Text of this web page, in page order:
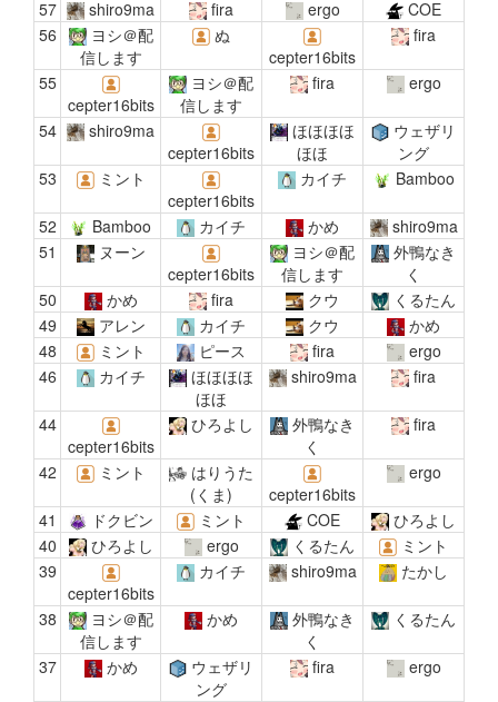
57 shiro9ma fira ergo
COE
56
ヨシ＠配
信します
ぬ
cepter16bits
fira
55
cepter16bits
ヨシ＠配
信します
fira ergo
54
shiro9ma
cepter16bits
ほほほほ
ほほ
ウェザリ
ング
53
ミント
cepter16bits
カイチ Bamboo
52 Bamboo カイチ かめ
shiro9ma
51
ヌーン
cepter16bits
ヨシ＠配
信します
外鴨なき
く
50
かめ fira クウ
くるたん
49
アレン カイチ クウ
かめ
48
ミント ピース fira
ergo
46
カイチ
ほほほほ
ほほ
shiro9ma fira
44
cepter16bits
ひろよし
外鴨なき
く
fira
42 ミント
はりうた
(くま)
cepter16bits
ergo
41 ドクビン ミント COE
ひろよし
40
ひろよし ergo くるたん
ミント
39
cepter16bits
カイチ shiro9ma たかし
38
ヨシ＠配
信します
かめ
外鴨なき
く
くるたん
37 かめ
ウェザリ
ング
fira ergo